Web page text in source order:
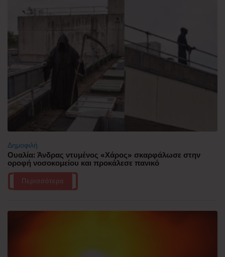
Δημοφιλή
Ουαλία: Άνδρας ντυμένος «Χάρος» σκαρφάλωσε στην
οροφή νοσοκομείου και προκάλεσε πανικό
Περισσότερα